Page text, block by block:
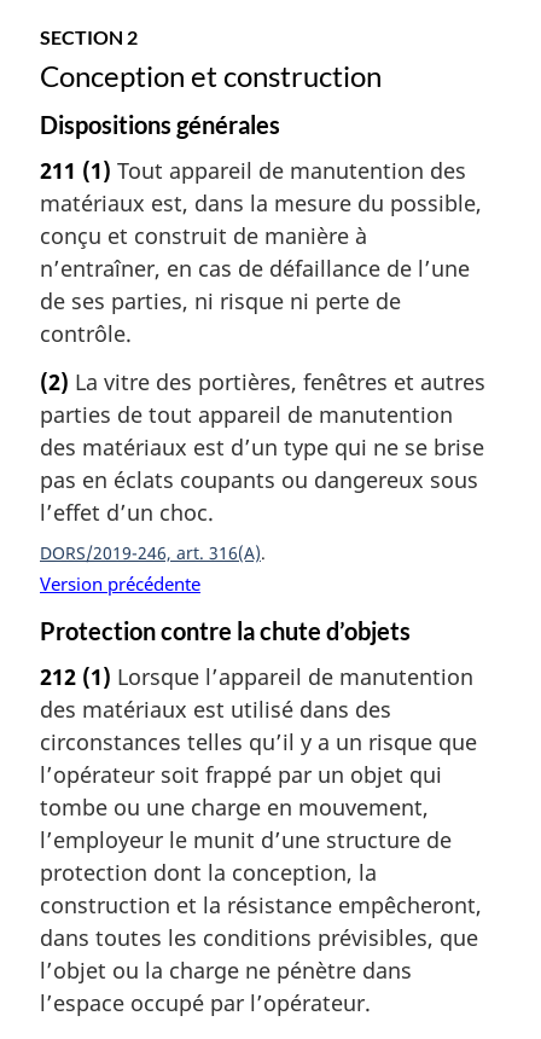
SECTION 2
Conception et construction
Dispositions générales
211 (1) Tout appareil de manutention des
matériaux est, dans la mesure du possible,
conçu et construit de manière à
n’entraîner, en cas de défaillance de l’une
de ses parties, ni risque ni perte de
contrôle.
(2) La vitre des portières, fenêtres et autres
parties de tout appareil de manutention
des matériaux est d’un type qui ne se brise
pas en éclats coupants ou dangereux sous
l’effet d’un choc.
DORS/2019-246, art. 316(A)
Version précédente
Protection contre la chute d’objets
212 (1) Lorsque l’appareil de manutention
des matériaux est utilisé dans des
circonstances telles qu’il y a un risque que
l’opérateur soit frappé par un objet qui
tombe ou une charge en mouvement,
l’employeur le munit d’une structure de
protection dont la conception, la
construction et la résistance empêcheront,
dans toutes les conditions prévisibles, que
l’objet ou la charge ne pénètre dans
l’espace occupé par l’opérateur.